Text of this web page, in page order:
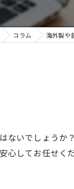
コラム 海外製や
ないでしょうか
してお任せくだ